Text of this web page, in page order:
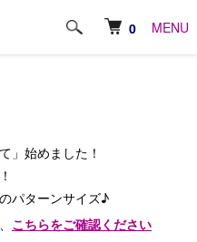
0 MENU
」始めました！
ターンサイズ♪
こちらをご確認ください